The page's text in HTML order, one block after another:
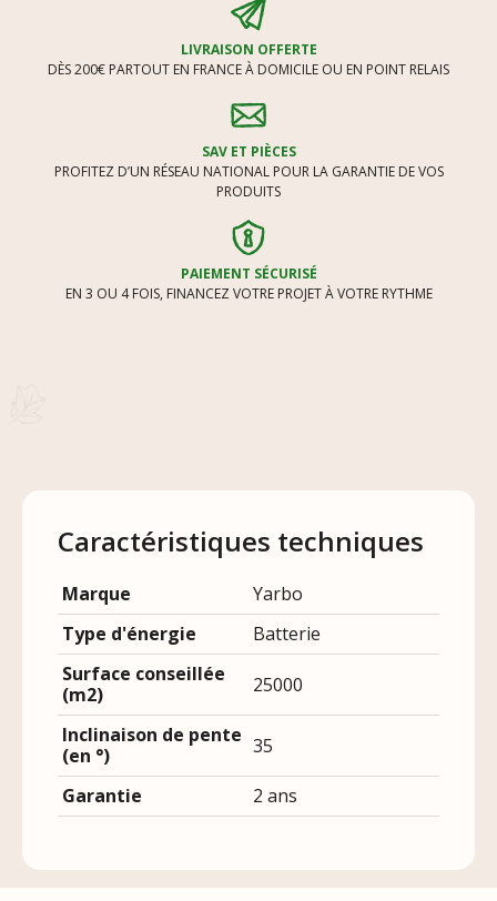
LIVRAISON OFFERTE
DÈS 200€ PARTOUT EN FRANCE À DOMICILE OU EN POINT RELAIS
SAV ET PIÈCES
PROFITEZ D’UN RÉSEAU NATIONAL POUR LA GARANTIE DE VOS
PRODUITS
PAIEMENT SÉCURISÉ
EN 3 OU 4 FOIS, FINANCEZ VOTRE PROJET À VOTRE RYTHME
Caractéristiques techniques
Marque
Yarbo
Type d'énergie
Batterie
Surface conseillée
(m2)
25000
Inclinaison de pente
(en °)
35
Garantie 2 ans